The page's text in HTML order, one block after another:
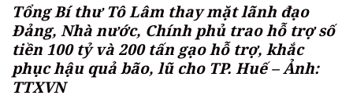
Tổng Bí thư Tô Lâm thay mặt lãnh đạo
Đảng, Nhà nước, Chính phủ trao hỗ trợ số
tiền 100 tỷ và 200 tấn gạo hỗ trợ, khắc
phục hậu quả bão, lũ cho TP. Huế – Ảnh:
TTXVN